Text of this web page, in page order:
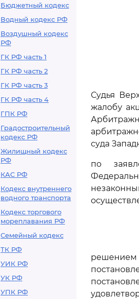
Бюджетный кодекс
Водный кодекс РФ
Воздушный кодекс
РФ
ГК РФ часть 1
ГК РФ часть 2
ГК РФ часть 3
ГК РФ часть 4
ГПК РФ
Градостроительный
кодекс РФ
Жилищный кодекс
РФ
КАС РФ
Кодекс внутреннего
водного транспорта
Кодекс торгового
мореплавания РФ
Семейный кодекс
ТК РФ
УИК РФ
УК РФ
УПК РФ
Судья
жалобу
суда
по
решением